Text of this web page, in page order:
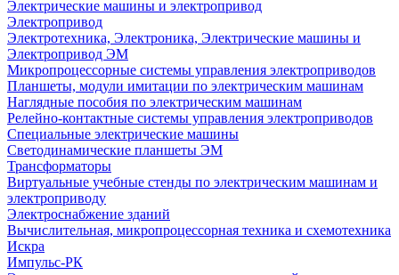
Электрические машины и электропривод
Электропривод
Электротехника, Электроника, Электрические машины и
Электропривод ЭМ
Микропроцессорные системы управления электроприводов
Планшеты, модули имитации по электрическим машинам
Наглядные пособия по электрическим машинам
Релейно-контактные системы управления электроприводов
Специальные электрические машины
Светодинамические планшеты ЭМ
Трансформаторы
Виртуальные учебные стенды по электрическим машинам и
электроприводу
Электроснабжение зданий
Вычислительная, микропроцессорная техника и схемотехника
Искра
Импульс-РК